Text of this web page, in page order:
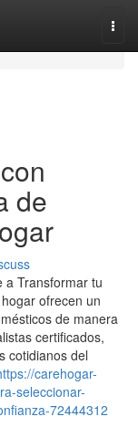
de
a Transformar tu
ofrecen un
de manera
certificados,
cotidianos del
carehogar-
seleccionar-
72444312